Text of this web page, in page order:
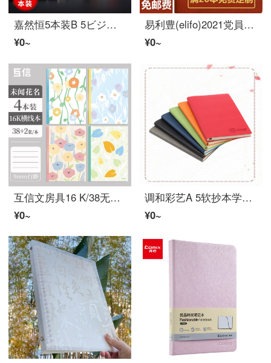
嘉然恒5本装B 5ビジネスノート80枚160ページ簡易厚めソフトペーパー手帳手帳手帳手帳オフィス文房具企業作業会議記録本カスタマイズ可能
¥0~
易利豊(elifo)2021党員学习ノート活页a 5记事本ノートギフト记念品赏品a 5党員ノート活页金茶色1本装
¥0~
互信文房具16 K/38无线胶装报道学生笔记子日记课程工作事务用品软面抄党員笔记商务会议4册装4册/横线本/16 k
¥0~
调和彩艺A 5软抄本学生手帐平装记事本ビジネスオフィス皮面创意笔
¥0~